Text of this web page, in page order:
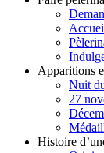
Apparitions
Nuit
27
Histoire